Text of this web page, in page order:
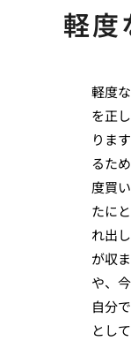
軽度
軽度
を正
りま
るた
度買
たに
れ出
が収
や、
自分
とし